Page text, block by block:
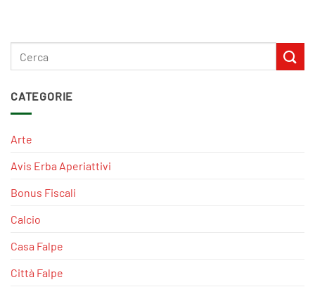
CATEGORIE
Arte
Avis Erba Aperiattivi
Bonus Fiscali
Calcio
Casa Falpe
Città Falpe